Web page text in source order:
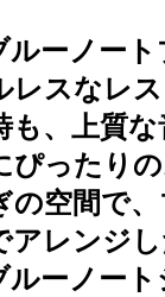
ーノート
レスなレ
も、上質
ぴったり
の空間で
アレンジ
ーノート